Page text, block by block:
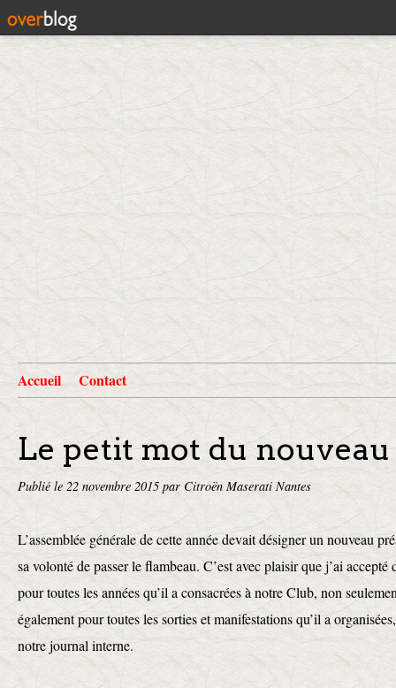
Accueil Contact
Le petit mot du
Publié le 22 novembre 2015 par Citroën Maserati Nantes
L’assemblée générale de cette année devait désigner un nouveau
sa volonté de passer le flambeau. C’est avec plaisir que j’ai
pour toutes les années qu’il a consacrées à notre Club, non
également pour toutes les sorties et manifestations qu’il a
notre journal interne.